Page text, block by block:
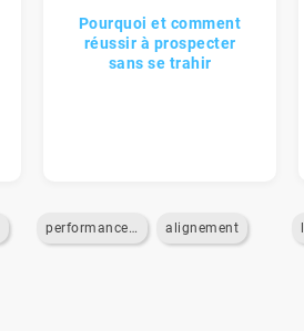
Pourquoi et comment
réussir à prospecter
sans se trahir
performance-commerciale alignement